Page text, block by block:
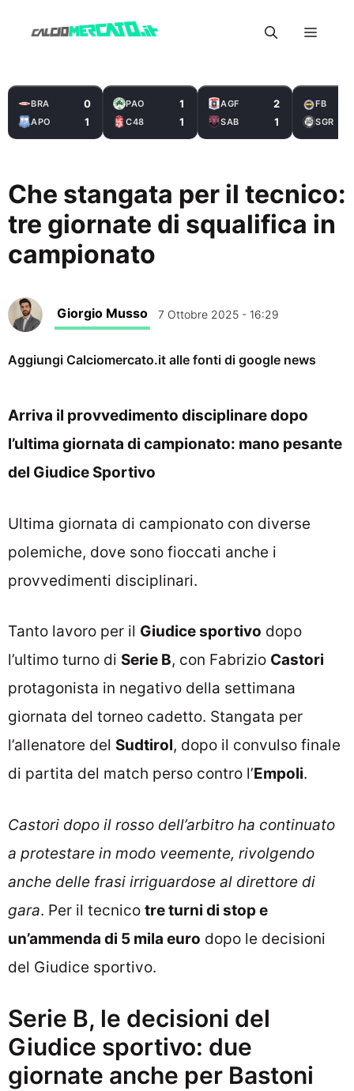
Menu
BRA 0
APO 1
PAO 1
C48 1
AGF 2
SAB 1
FB
SGR
Che stangata per il tecnico:
tre giornate di squalifica in
campionato
Giorgio Musso 7 Ottobre 2025 - 16:29
Aggiungi Calciomercato.it alle fonti di google news
Arriva il provvedimento disciplinare dopo
l’ultima giornata di campionato: mano pesante
del Giudice Sportivo
Ultima giornata di campionato con diverse
polemiche, dove sono fioccati anche i
provvedimenti disciplinari.
Tanto lavoro per il Giudice sportivo dopo
l’ultimo turno di Serie B, con Fabrizio Castori
protagonista in negativo della settimana
giornata del torneo cadetto. Stangata per
l’allenatore del Sudtirol, dopo il convulso finale
di partita del match perso contro l’Empoli.
Castori dopo il rosso dell’arbitro ha continuato
a protestare in modo veemente, rivolgendo
anche delle frasi irriguardose al direttore di
gara. Per il tecnico tre turni di stop e
un’ammenda di 5 mila euro dopo le decisioni
del Giudice sportivo.
Serie B, le decisioni del
Giudice sportivo: due
giornate anche per Bastoni